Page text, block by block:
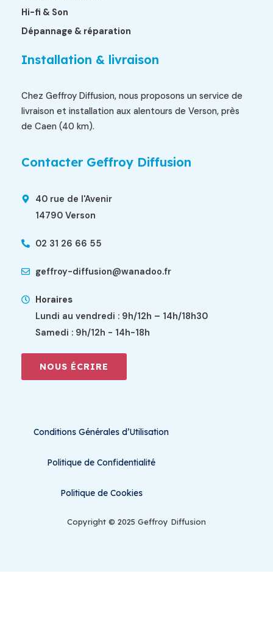
Hi-fi & Son
Dépannage & réparation
Installation & livraison
Chez Geffroy Diffusion, nous proposons un service de
livraison et installation aux alentours de Verson, près
de Caen (40 km).
Contacter Geffroy Diffusion
40 rue de l'Avenir
14790 Verson
02 31 26 66 55
geffroy-diffusion@wanadoo.fr
Horaires
Lundi au vendredi : 9h/12h – 14h/18h30
Samedi : 9h/12h - 14h-18h
NOUS ÉCRIRE
Conditions Générales d’Utilisation
Politique de Confidentialité
Politique de Cookies
Copyright © 2025 Geffroy Diffusion